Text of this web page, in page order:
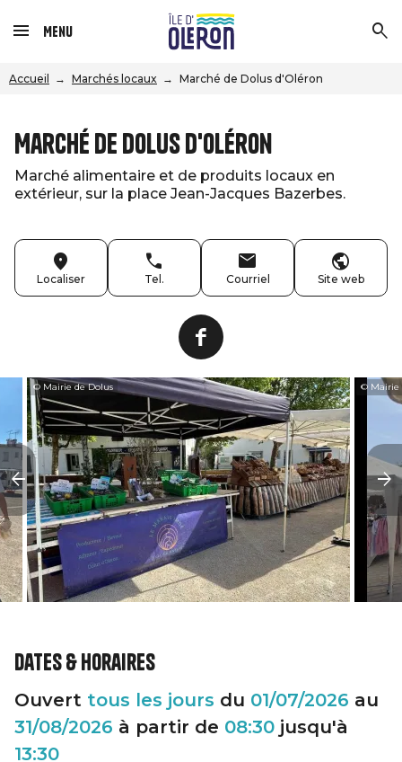
Menu
Accueil Marchés locaux Marché de Dolus d'Oléron
Marché de Dolus d'Oléron
Marché alimentaire et de produits locaux en
extérieur, sur la place Jean-Jacques Bazerbes.
Localiser Tel. Courriel Site web
© Mairie de Dolus © Mairie
Dates & horaires
Ouvert tous les jours du 01/07/2026 au
31/08/2026 à partir de 08:30 jusqu'à
13:30